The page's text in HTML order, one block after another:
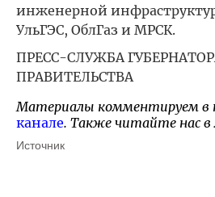
инженерной
УльГЭС, ОблГаз и МРСК.
ПРЕСС-СЛУЖБА
ПРАВИТЕЛЬСТВА
Материалы комментируем в
канале. Также читайте нас в
Источник